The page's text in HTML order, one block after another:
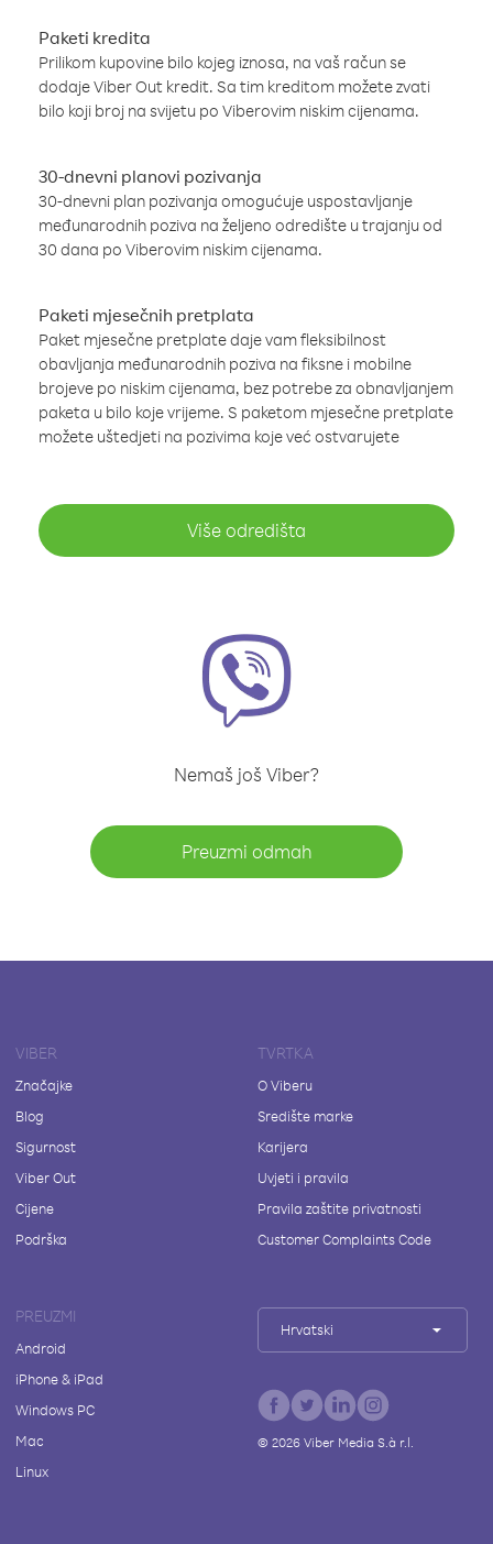
Paketi kredita
Prilikom kupovine bilo kojeg iznosa, na vaš račun se
dodaje Viber Out kredit. Sa tim kreditom možete zvati
bilo koji broj na svijetu po Viberovim niskim cijenama.
30-dnevni planovi pozivanja
30-dnevni plan pozivanja omogućuje uspostavljanje
međunarodnih poziva na željeno odredište u trajanju od
30 dana po Viberovim niskim cijenama.
Paketi mjesečnih pretplata
Paket mjesečne pretplate daje vam fleksibilnost
obavljanja međunarodnih poziva na fiksne i mobilne
brojeve po niskim cijenama, bez potrebe za obnavljanjem
paketa u bilo koje vrijeme. S paketom mjesečne pretplate
možete uštedjeti na pozivima koje već ostvarujete
Više odredišta
Nemaš još Viber?
Preuzmi odmah
VIBER
Značajke
Blog
Sigurnost
Viber Out
Cijene
Podrška
TVRTKA
O Viberu
Središte marke
Karijera
Uvjeti i pravila
Pravila zaštite privatnosti
Customer Complaints Code
PREUZMI
Android
iPhone & iPad
Windows PC
Mac
Linux
Hrvatski
© 2026Viber Media S.à r.l.